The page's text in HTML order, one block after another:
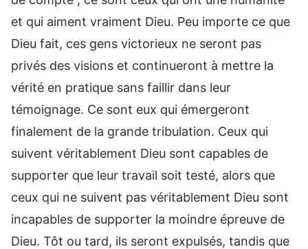
et qui aiment vraiment Dieu. Peu importe ce que
Dieu fait, ces gens victorieux ne seront pas
privés des visions et continueront à mettre la
vérité en pratique sans faillir dans leur
témoignage. Ce sont eux qui émergeront
finalement de la grande tribulation. Ceux qui
suivent véritablement Dieu sont capables de
supporter que leur travail soit testé, alors que
ceux qui ne suivent pas véritablement Dieu sont
incapables de supporter la moindre épreuve de
Dieu. Tôt ou tard, ils seront expulsés, tandis que